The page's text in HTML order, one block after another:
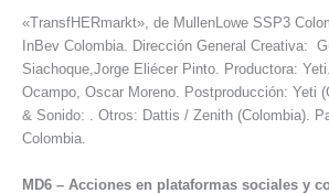
«TransfHERmarkt», de MullenLowe SSP3
InBev Colombia. Dirección General Creativa:
Siachoque,Jorge Eliécer Pinto. Productora:
Ocampo, Oscar Moreno. Postproducción: Yeti
& Sonido: . Otros: Dattis / Zenith (Colombia).
Colombia.
MD6 – Acciones en plataformas sociales y